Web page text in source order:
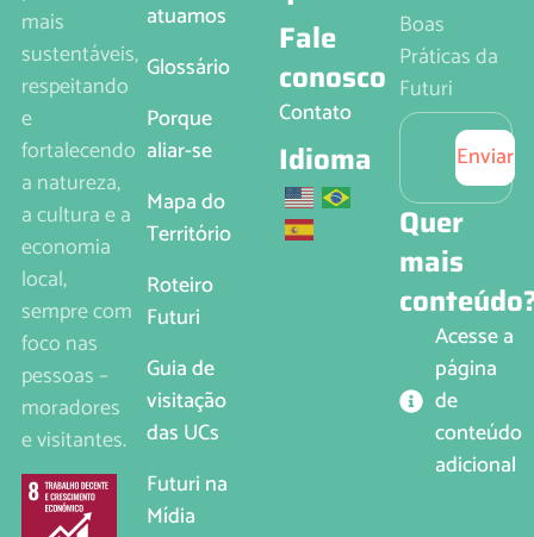
mais
sustentáveis,
respeitando
e
fortalecendo
a natureza,
a cultura e a
economia
local,
sempre com
foco nas
pessoas –
moradores
e visitantes.
atuamos
Glossário
Porque
aliar-se
Mapa do
Território
Roteiro
Futuri
Guia de
visitação
das UCs
Futuri na
Mídia
Fale
conosco
Contato
Idioma
Boas
Práticas da
Futuri
Enviar
Quer
mais
Acesse a
página
de
conteúdo
adicional